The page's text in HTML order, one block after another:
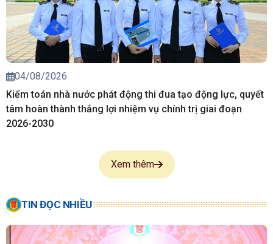
04/08/2026
Kiểm toán nhà nước phát động thi đua tạo động lực, quyết
tâm hoàn thành thắng lợi nhiệm vụ chính trị giai đoạn
2026-2030
Xem thêm
TIN ĐỌC NHIỀU